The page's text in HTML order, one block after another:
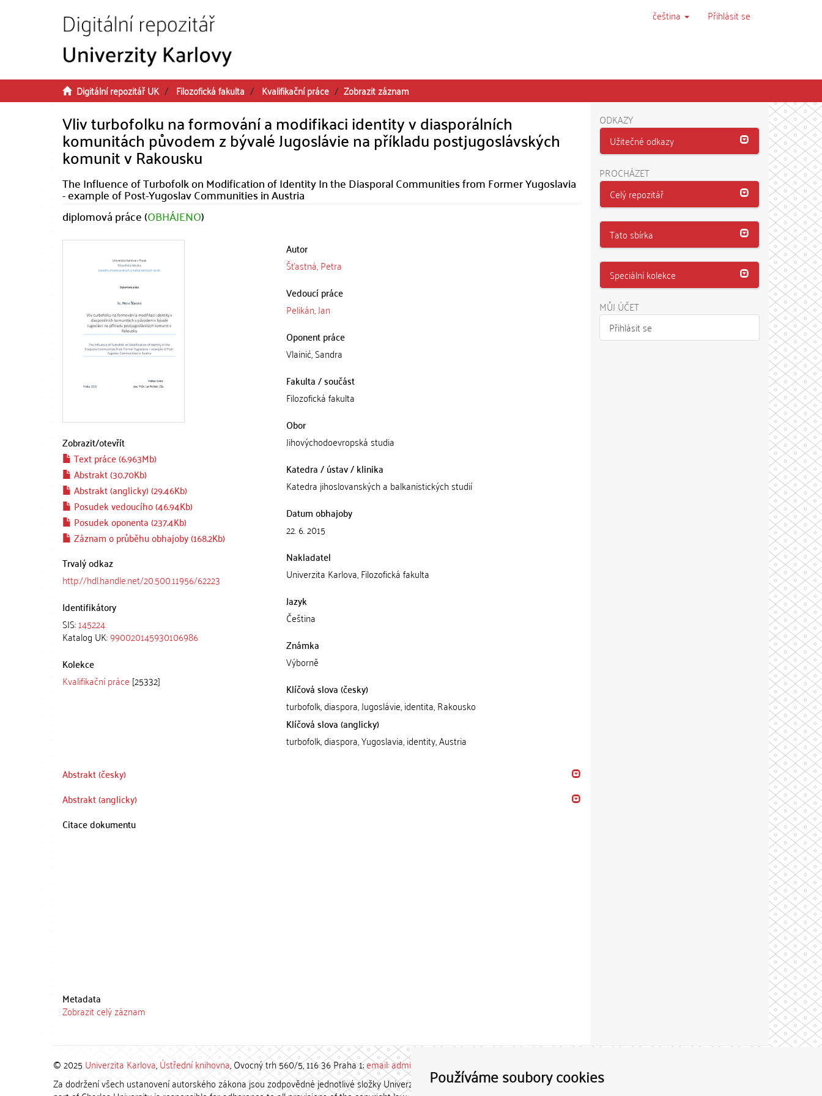
Používáme soubory cookies
čeština Přihlásit se
Digitální repozitář UK Filozofická fakulta Kvalifikační práce Zobrazit záznam
Vliv turbofolku na formování a modifikaci identity v diasporálních
komunitách původem z bývalé Jugoslávie na příkladu postjugoslávských
komunit v Rakousku
The Influence of Turbofolk on Modification of Identity In the Diasporal Communities from Former Yugoslavia
- example of Post-Yugoslav Communities in Austria
diplomová práce (OBHÁJENO)
Zobrazit/otevřít
Text práce (6.963Mb)
Abstrakt (30.70Kb)
Abstrakt (anglicky) (29.46Kb)
Posudek vedoucího (46.94Kb)
Posudek oponenta (237.4Kb)
Záznam o průběhu obhajoby (168.2Kb)
Trvalý odkaz
http://hdl.handle.net/20.500.11956/62223
Identifikátory
SIS:145224
Katalog UK:990020145930106986
Kolekce
Kvalifikační práce [25332]
Autor
Šťastná, Petra
Vedoucí práce
Pelikán, Jan
Oponent práce
Vlainić, Sandra
Fakulta / součást
Filozofická fakulta
Obor
Jihovýchodoevropská studia
Katedra / ústav / klinika
Katedra jihoslovanských a balkanistických studií
Datum obhajoby
22. 6. 2015
Nakladatel
Univerzita Karlova, Filozofická fakulta
Jazyk
Čeština
Známka
Výborně
Klíčová slova (česky)
turbofolk, diaspora, Jugoslávie, identita, Rakousko
Klíčová slova (anglicky)
turbofolk, diaspora, Yugoslavia, identity, Austria
Abstrakt (česky)
Abstrakt (anglicky)
Citace dokumentu
Metadata
Zobrazit celý záznam
ODKAZY
Užitečné odkazy
PROCHÁZET
Celý repozitář
Tato sbírka
Speciální kolekce
MŮJ ÚČET
Přihlásit se
© 2025 Univerzita Karlova,Ústřední knihovna, Ovocný trh 560/5, 116 36 Praha 1;email: admin-repozitar [at] cuni.cz
Za dodržení všech ustanovení autorského zákona jsou zodpovědné jednotlivé složky Univerzity Karlovy. / Each constituent